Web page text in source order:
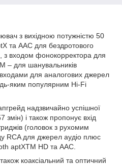
з вихідною потужністю 50
та AAC для бездротового
з входом фонокорректора для
– для шанувальників
входами для аналогових джерел
яким популярним Hi-Fi
надзвичайно успішної
змін) і також пропонує вхід
(головок з рухомим
RCA для джерел аудіо плюс
aptXTM HD та AAC.
коаксіальний та оптичний